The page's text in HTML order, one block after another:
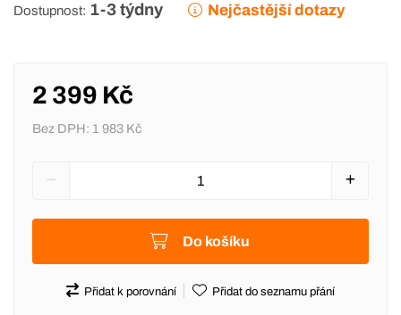
Dostupnost: 1-3 týdny Nejčastější dotazy
2 399 Kč
Bez DPH: 1 983 Kč
Do košíku
Přidat k porovnání Přidat do seznamu přání